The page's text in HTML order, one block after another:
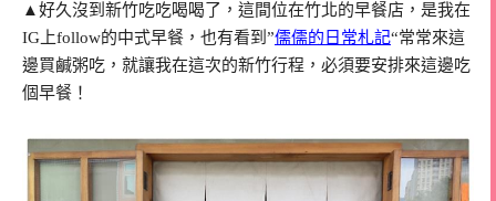
▲好久沒到新竹吃吃喝喝了，這間位在竹北的早餐店，是我在
IG上follow的中式早餐，也有看到”儒儒的日常札記“常常來這
邊買鹹粥吃，就讓我在這次的新竹行程，必須要安排來這邊吃
個早餐！